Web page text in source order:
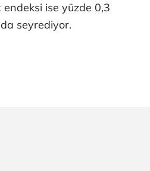
ise yüzde 0,3
seyrediyor.